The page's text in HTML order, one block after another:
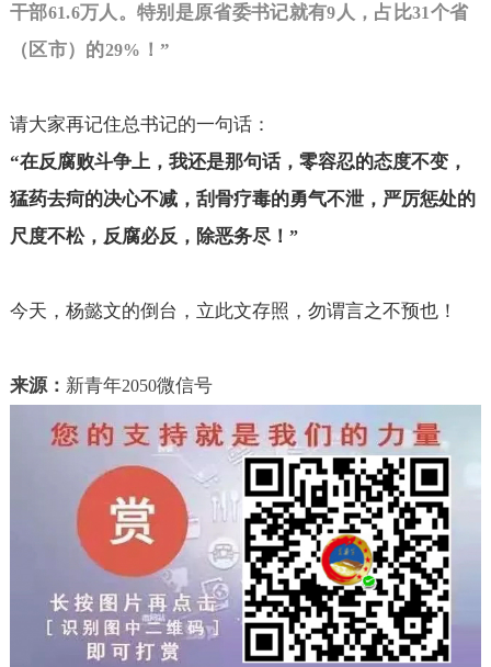
干部61.6万人。特别是原省委书记就有9 人，占比31个省
（区市）的29% ！”
请大家再记住总书记的一句话：
“在反腐败斗争上，我还是那句话，零容忍的态度不变，
猛药去疴的决心不减，刮骨疗毒的勇气不泄，严厉惩处的
尺度不松，反腐必反，除恶务尽！ ”
今天，杨懿文的倒台，立此文存照，勿谓言之不预也！
来源： 新青年2050微信号